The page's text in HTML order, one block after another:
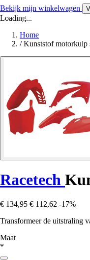
Bekijk mijn winkelwagen
Loading...
Home
/ Kunststof motorkuip
Racetech
€ 134,95 € 112,62 -17%
Transformeer de uitstraling
Maat
*